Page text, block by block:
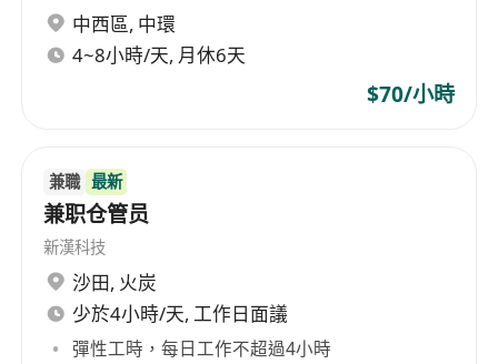
中西區, 中環
4~8小時/天, 月休6天
$70/小時
兼職 最新
兼职仓管员
新漢科技
沙田, 火炭
少於4小時/天, 工作日面議
彈性工時，每日工作不超過4小時